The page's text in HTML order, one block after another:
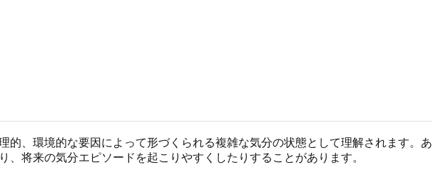
、環境的な要因によって形づくられる複雑な気分の状態として理解されます。あ
将来の気分エピソードを起こりやすくしたりすることがあります。